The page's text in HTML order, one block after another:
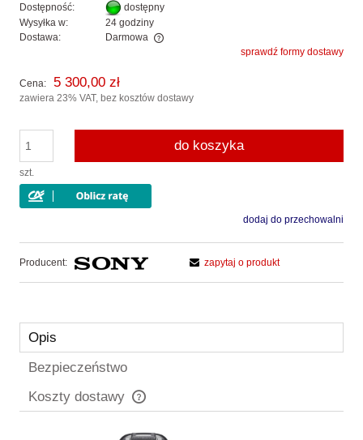
Dostępność:
dostępny
Wysyłka w:
24 godziny
Dostawa:
Darmowa
Cena nie zawiera ewentualnych kosztów płatnościsprawdź formy dostawy
Cena: 5 300,00 zł
zawiera 23% VAT, bez kosztów dostawy
szt.
do koszyka
dodaj do przechowalni
Producent: zapytaj o produkt
Opis
Bezpieczeństwo
Koszty dostawy
Cena nie zawiera ewentualnych kosztów płatności